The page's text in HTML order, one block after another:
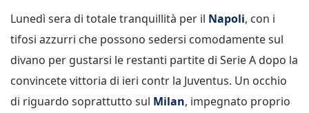
Lunedì sera di totale tranquillità per il Napoli, con i
tifosi azzurri che possono sedersi comodamente sul
divano per gustarsi le restanti partite di Serie A dopo la
convincete vittoria di ieri contr la Juventus. Un occhio
di riguardo soprattutto sul Milan, impegnato proprio